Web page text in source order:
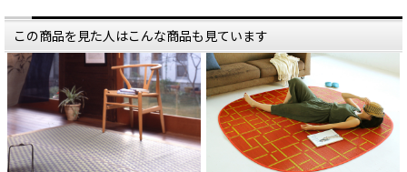
作り手である職人さんとの距離がと
ても近く、
IN STYLEが作ってもらっている
職人・工場は、ほぼIN STYLEの専
属。
逆に職人さんからすると自分たちが
作っている
製品がどういう形で販売されている
か
しっかりとわかります。
———
今回ご紹介するラグは、
国内で育てられた「い草」を
熟練の職人が手作業で仕上げている
「品質の高さ・安全性」がポイン
ト。
国産い草は1本1本が太く、
繊維がしっかりと詰まっているた
め、
弾力性がありヘタりにくく、
この商品を見た人はこんな商品も見ています